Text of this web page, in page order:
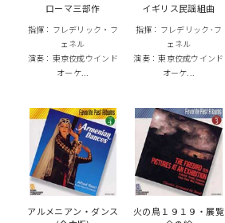
ローマ三部作
指揮：フレデリック・フ
ェネル
演奏：東京佼成ウインド
オーケ...
イギリス民謡組曲
指揮：フレデリック･フ
ェネル
演奏：東京佼成ウインド
オーケ...
アルメニアン・ダンス
火の鳥１９１９・展覧